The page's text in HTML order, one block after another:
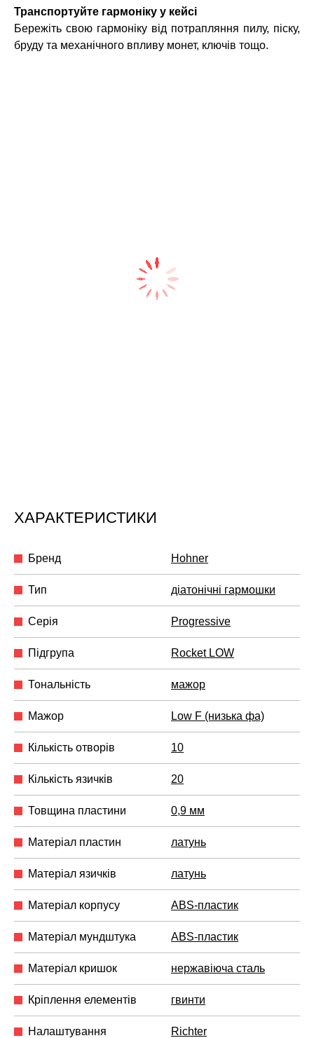
Транспортуйте гармоніку у кейсі
Бережіть свою гармоніку від потрапляння пилу, піску,
бруду та механічного впливу монет, ключів тощо.
ХАРАКТЕРИСТИКИ
Бренд Hohner
Тип діатонічні гармошки
Серія Progressive
Підгрупа Rocket LOW
Тональність мажор
Мажор Low F (низька фа)
Кількість отворів 10
Кількість язичків 20
Товщина пластини 0,9 мм
Матеріал пластин латунь
Матеріал язичків латунь
Матеріал корпусу ABS-пластик
Матеріал мундштука ABS-пластик
Матеріал кришок нержавіюча сталь
Кріплення елементів гвинти
Налаштування Richter